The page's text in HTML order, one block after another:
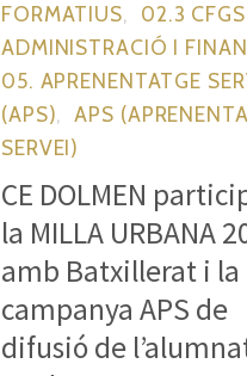
FORMATIUS
02.3 CFGS
ADMINISTRACIÓ I
05. APRENENTATGE
(APS)
APS
SERVEI)
CE DOLMEN
la MILLA URBANA
amb Batxillerat i la
campanya APS de
difusió de